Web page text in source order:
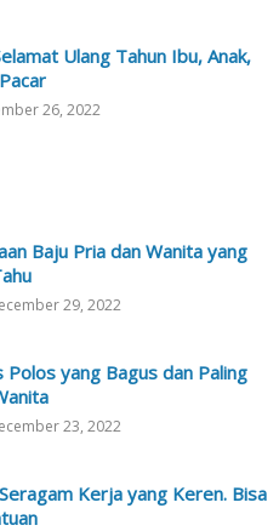
Ulang Tahun Ibu, Anak,
26, 2022
Baju Pria dan Wanita yang
29, 2022
Polos yang Bagus dan Paling
23, 2022
Kerja yang Keren. Bisa